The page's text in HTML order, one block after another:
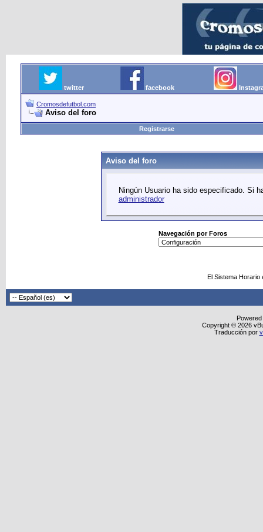
twitter facebook
Cromosdefutbol.com
Aviso del foro
Registrarse
Aviso del foro
Ningún Usuario ha sido especificado. Si
administrador
Navegación por Foros
El Sistema
Copyright © 2026
Traducción por